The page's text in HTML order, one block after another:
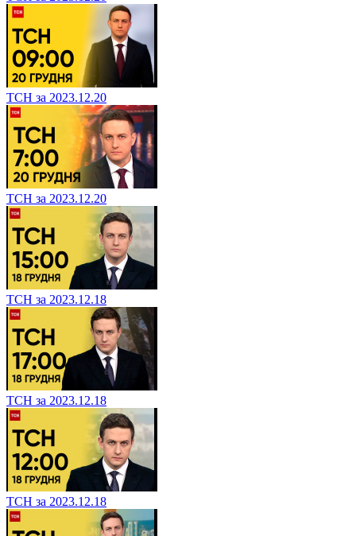
ТСН за 2023.12.20
ТСН за 2023.12.20
ТСН за 2023.12.18
ТСН за 2023.12.18
ТСН за 2023.12.18